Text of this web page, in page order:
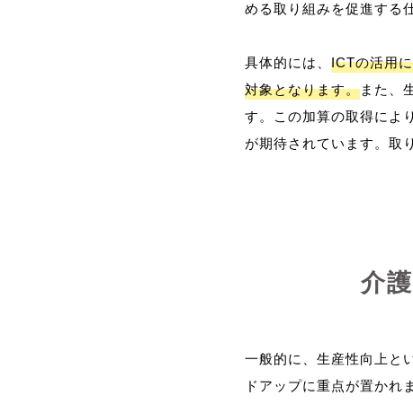
める取り組みを促進する
具体的には、 ICTの活用
対象となります。また、
す。この加算の取得によ
介
一般的に、生産性向上と
ドアップに重点が置かれ